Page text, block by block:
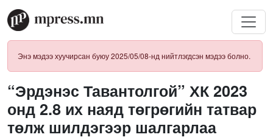
Энэ мэдээ хуучирсан буюу 2025/05/08-нд нийтлэгдсэн мэдээ болно.
“Эрдэнэс Тавантолгой” ХК 2023
онд 2.8 их наяд төгрөгийн татвар
төлж шилдэгээр шалгарлаа